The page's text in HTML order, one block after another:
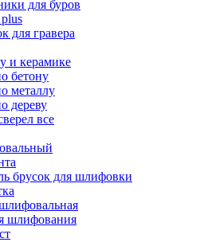
для буров
для гравера
и керамике
бетону
металлу
дереву
все
брусок для шлифовки
шлифования